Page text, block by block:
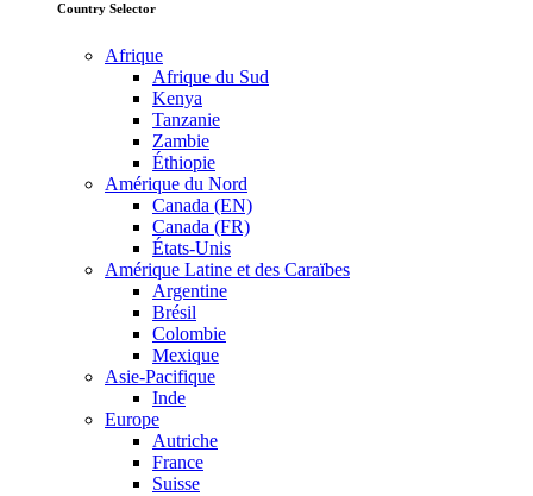
Country Selector
Afrique
Afrique du Sud
Kenya
Tanzanie
Zambie
Éthiopie
Amérique du Nord
Canada (EN)
Canada (FR)
États-Unis
Amérique Latine et des Caraïbes
Argentine
Brésil
Colombie
Mexique
Asie-Pacifique
Inde
Europe
Autriche
France
Suisse